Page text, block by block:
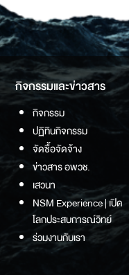
กิจกรรมและข่าวสาร
กิจกรรม
ปฏิทินกิจกรรม
จัดซื้อจัดจ้าง
ข่าวสาร อพวช.
เสวนา
NSM Experience | เปิด
โลกประสบการณ์วิทย์
ร่วมงานกับเรา